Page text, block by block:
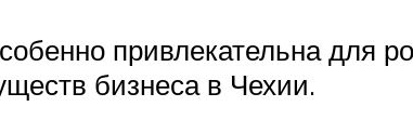
привлекательна для
бизнеса в Чехии.